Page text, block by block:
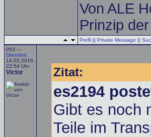
Von ALE
Prinzip
Profil || Private Message ||
053 —
Direktlink
14.02.2016,
22:54 Uhr
Victor Zitat:
es2194
Gibt es noch
Teile im